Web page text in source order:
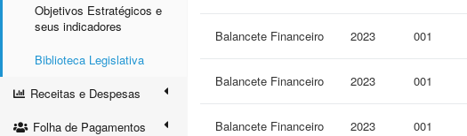
Objetivos Estratégicos e
seus indicadores
Biblioteca Legislativa
Receitas e Despesas
Folha de Pagamentos
Balancete Financeiro 2023 001
Balancete Financeiro 2023 001
Balancete Financeiro 2023 001